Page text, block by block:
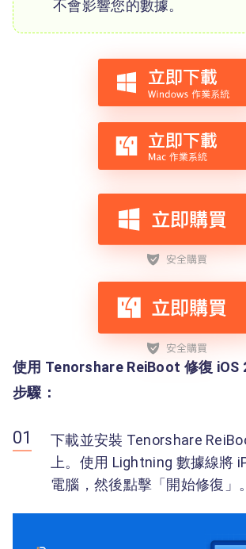
不會影響您的數據。
使用 Tenorshare ReiBoot 修復 iOS
步驟：
下載並安裝 Tenorshare
上。使用 Lightning 數據線將
電腦，然後點擊「開始修復」。